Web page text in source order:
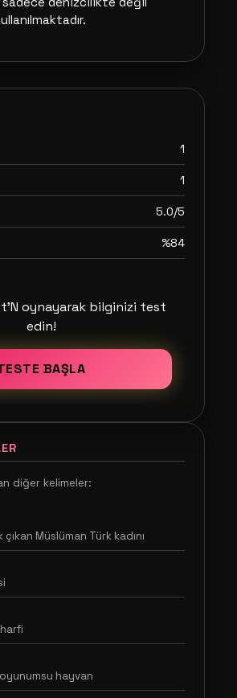
1
1
5.0/5
%84
oynayarak bilginizi test
edin!
BAŞLA
diğer kelimeler:
Müslüman Türk kadını
hayvan